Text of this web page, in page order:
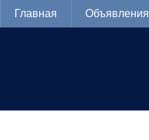
Главная Объявления